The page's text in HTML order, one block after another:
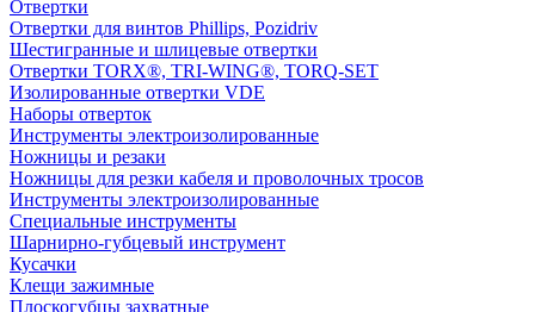
Отвертки
Отвертки для винтов Phillips, Pozidriv
Шестигранные и шлицевые отвертки
Отвертки TORX®, TRI-WING®, TORQ-SET
Изолированные отвертки VDE
Наборы отверток
Инструменты электроизолированные
Ножницы и резаки
Ножницы для резки кабеля и проволочных тросов
Инструменты электроизолированные
Специальные инструменты
Шарнирно-губцевый инструмент
Кусачки
Клещи зажимные
Плоскогубцы захватные